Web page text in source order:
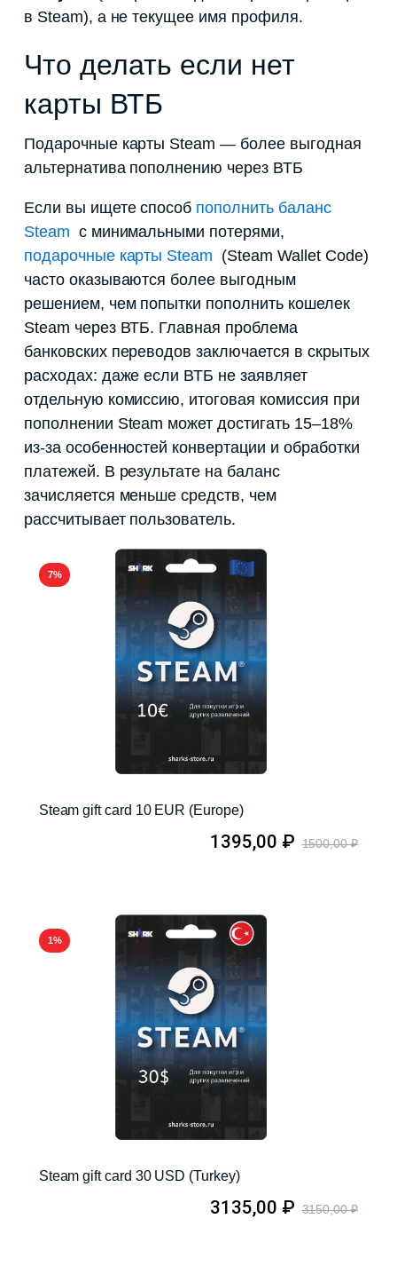
в Steam), а не текущее имя профиля.
Что делать если нет
карты ВТБ
Подарочные карты Steam — более выгодная
альтернатива пополнению через ВТБ
Если вы ищете способ пополнить баланс
Steam с минимальными потерями,
подарочные карты Steam (Steam Wallet Code)
часто оказываются более выгодным
решением, чем попытки пополнить кошелек
Steam через ВТБ. Главная проблема
банковских переводов заключается в скрытых
расходах: даже если ВТБ не заявляет
отдельную комиссию, итоговая комиссия при
пополнении Steam может достигать 15–18%
из-за особенностей конвертации и обработки
платежей. В результате на баланс
зачисляется меньше средств, чем
рассчитывает пользователь.
7%
Steam gift card 10 EUR (Europe)
1500,00₽
1395,00 ₽
1%
Steam gift card 30 USD (Turkey)
3150,00₽
3135,00 ₽